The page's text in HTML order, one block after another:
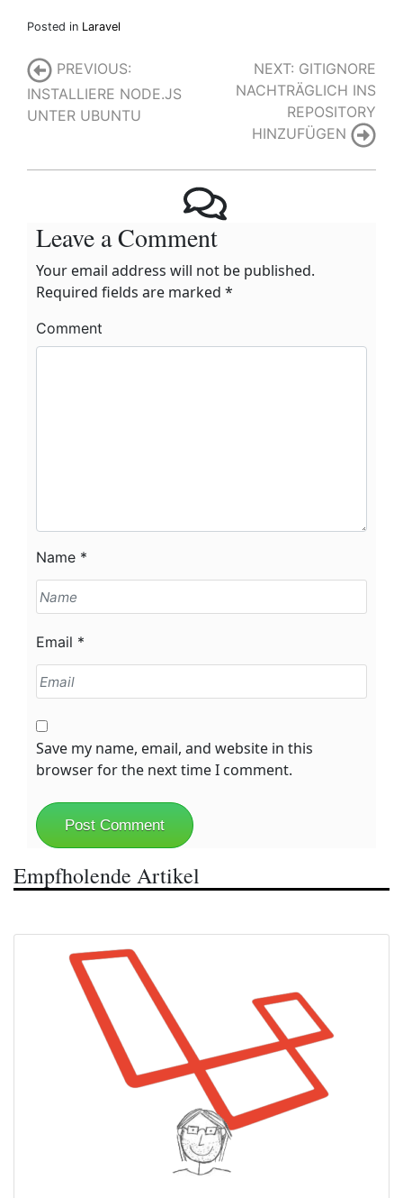
Posted in Laravel
Post
navigation
PREVIOUS:
INSTALLIERE NODE.JS
UNTER UBUNTU
NEXT: GITIGNORE
NACHTRÄGLICH INS
REPOSITORY
HINZUFÜGEN
Leave a Comment
Your email address will not be published.
Required fields are marked *
Comment
Name *
Email *
Save my name, email, and website in this
browser for the next time I comment.
Empfholende Artikel